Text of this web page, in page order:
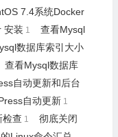
7.4系统Docker
安装 1
查看Mysql
数据库索引大小
查看Mysql数据库
自动更新和后台
自动更新 1
检查 1
彻底关闭